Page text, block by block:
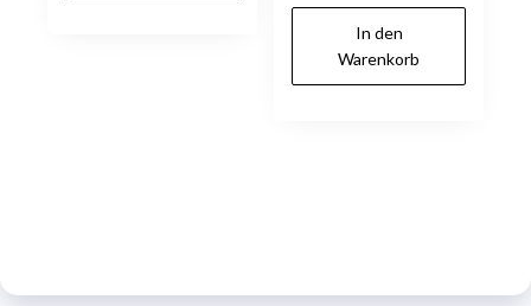
In den
Warenkorb